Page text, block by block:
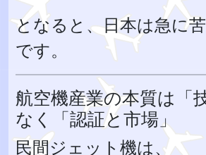
となると、日本は急に
です。
航空機産業の本質は「
なく「認証と市場」
民間ジェット機は、